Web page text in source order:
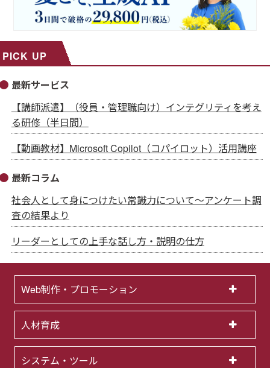
PICK UP
最新サービス
【講師派遣】（役員・管理職向け）インテグリティを考え
る研修（半日間）
【動画教材】Microsoft Copilot（コパイロット）活用講座
最新コラム
社会人として身につけたい常識力について～アンケート調
査の結果より
リーダーとしての上手な話し方・説明の仕方
Web制作・プロモーション
人材育成
システム・ツール